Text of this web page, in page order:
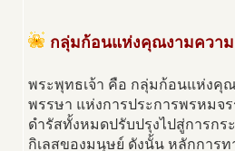
กลุ่มก้อนแห่งคุณงามควา
พระพุทธเจ้า คือ กลุ่มก้อนแห่งคุ
พรรษา แห่งการประการพรหมจ
ดำรัสทั้งหมดปรับปรุงไปสู่การก
กิเลสของมนุษย์ ดังนั้น หลักการ